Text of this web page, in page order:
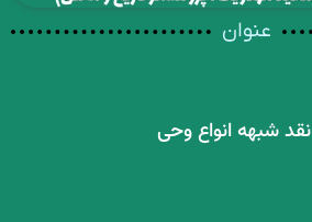
عنوان
نقد شبهه انواع وحی